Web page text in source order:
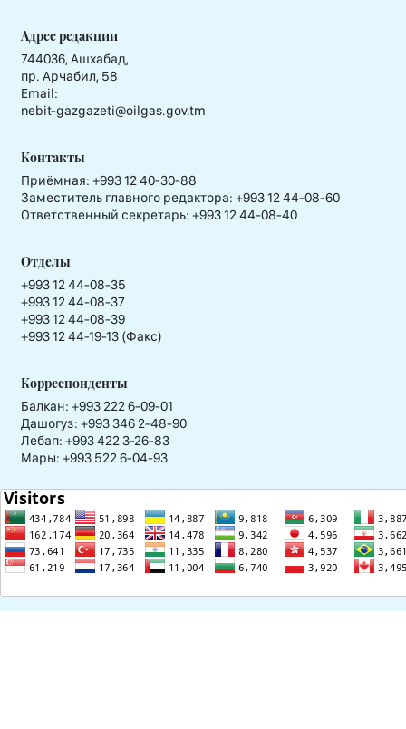
Адрес редакции
744036, Ашхабад,
пр. Арчабил, 58
Email:
nebit-gazgazeti@oilgas.gov.tm
Контакты
Приёмная: +993 12 40-30-88
Заместитель главного редактора: +993 12 44-08-60
Ответственный секретарь: +993 12 44-08-40
Отделы
+993 12 44-08-35
+993 12 44-08-37
+993 12 44-08-39
+993 12 44-19-13 (Факс)
Корреспонденты
Балкан: +993 222 6-09-01
Дашогуз: +993 346 2-48-90
Лебап: +993 422 3-26-83
Мары: +993 522 6-04-93